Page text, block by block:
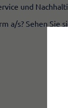
und
a/s? Sehen Sie